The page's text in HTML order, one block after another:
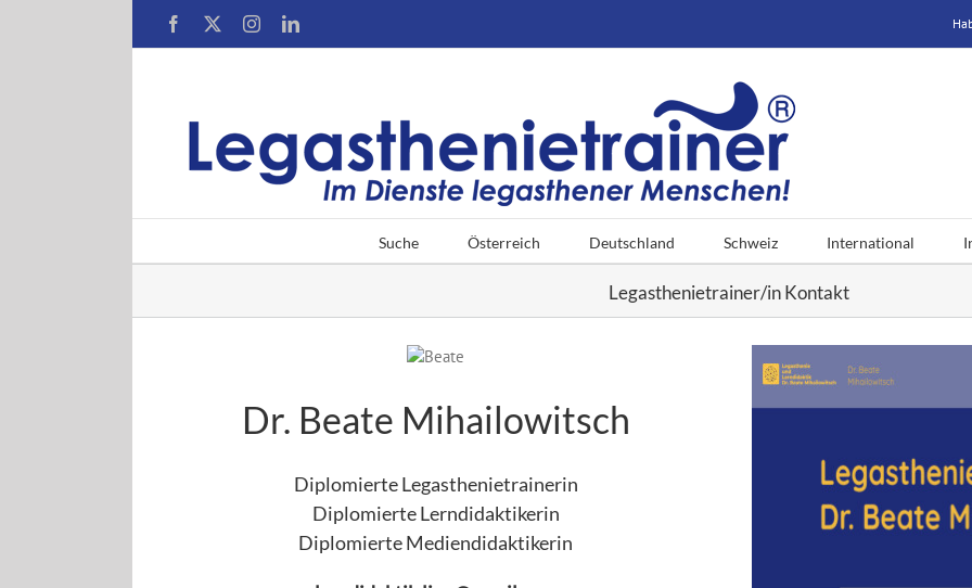
Facebook InstagramLinkedIn
Suche Österreich Deutschland Schweiz International
Legasthenietrainer/in Kontakt
Dr. Beate Mihailowitsch
Diplomierte Legasthenietrainerin
Diplomierte Lerndidaktikerin
Diplomierte Mediendidaktikerin